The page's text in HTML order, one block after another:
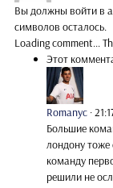
Вы должны войти в
символов осталось.
Loading comment...
Этот
Romanyc ·
Большие
лондону тоже
команду
решили не